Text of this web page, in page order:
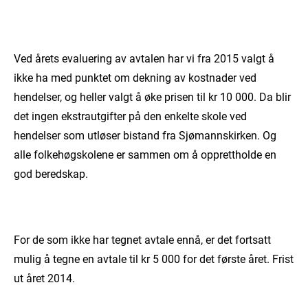
Ved årets evaluering av avtalen har vi fra 2015 valgt å
ikke ha med punktet om dekning av kostnader ved
hendelser, og heller valgt å øke prisen til kr 10 000. Da blir
det ingen ekstrautgifter på den enkelte skole ved
hendelser som utløser bistand fra Sjømannskirken. Og
alle folkehøgskolene er sammen om å opprettholde en
god beredskap.
For de som ikke har tegnet avtale ennå, er det fortsatt
mulig å tegne en avtale til kr 5 000 for det første året. Frist
ut året 2014.